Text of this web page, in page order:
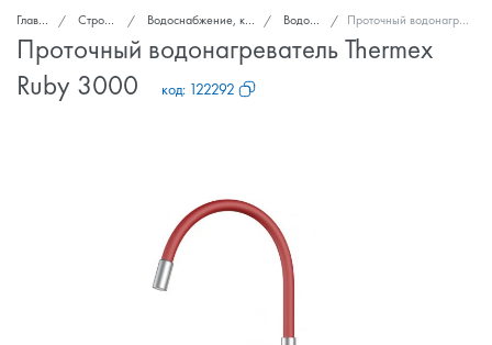
Главная Стройка и ремонт Водоснабжение, канализация, вентиляция Водонагреватели Проточный водонагреватель Thermex Ruby 3000
Проточный водонагреватель Thermex
Ruby 3000
код: 122292